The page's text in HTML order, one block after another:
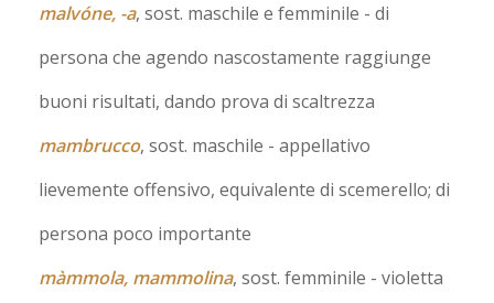
malvóne, -a, sost. maschile e femminile - di
persona che agendo nascostamente raggiunge
buoni risultati, dando prova di scaltrezza
mambrucco, sost. maschile - appellativo
lievemente offensivo, equivalente di scemerello; di
persona poco importante
màmmola, mammolina, sost. femminile - violetta